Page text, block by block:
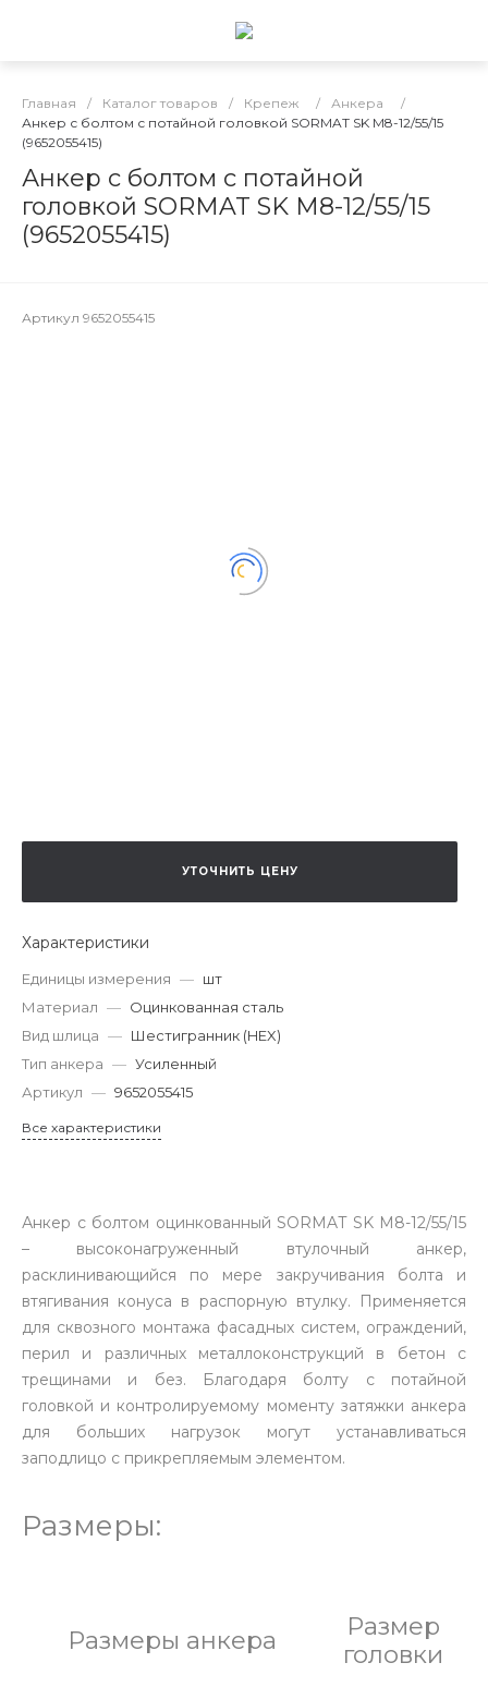
Главная / Каталог товаров / Крепеж / Анкера
/
Анкер с болтом с потайной головкой SORMAT SK М8-12/55/15
(9652055415)
Анкер с болтом с потайной
головкой SORMAT SK М8-12/55/15
(9652055415)
Артикул 9652055415
УТОЧНИТЬ ЦЕНУ
Характеристики
Единицы измерения — шт
Материал — Оцинкованная сталь
Вид шлица — Шестигранник (HEX)
Тип анкера — Усиленный
Артикул — 9652055415
Все характеристики
Анкер с болтом оцинкованный SORMAT SK M8-12/55/15
– высоконагруженный втулочный анкер,
расклинивающийся по мере закручивания болта и
втягивания конуса в распорную втулку. Применяется
для сквозного монтажа фасадных систем, ограждений,
перил и различных металлоконструкций в бетон с
трещинами и без. Благодаря болту с потайной
головкой и контролируемому моменту затяжки анкера
для больших нагрузок могут устанавливаться
заподлицо с прикрепляемым элементом.
Размеры:
Размеры анкера
Размер
головки